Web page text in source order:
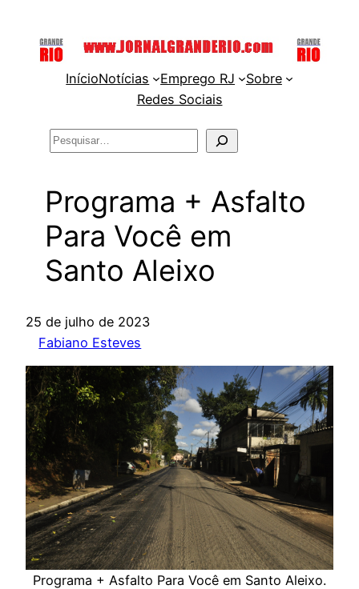
InícioNotícias Emprego RJ
Sobre
Redes Sociais
Pesquisar
Programa + Asfalto
Para Você em
Santo Aleixo
25 de julho de 2023
Fabiano Esteves
Programa + Asfalto Para Você em Santo Aleixo.